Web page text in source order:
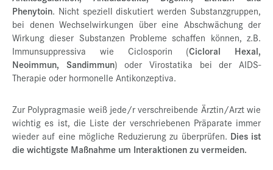
Phenytoin. Nicht speziell diskutiert werden Substanzgruppen,
bei denen Wechselwirkungen über eine Abschwächung der
Wirkung dieser Substanzen Probleme schaffen können, z.B.
Immunsuppressiva wie Ciclosporin (Cicloral Hexal,
Neoimmun, Sandimmun)oder Virostatika bei der AIDS-
Therapie oder hormonelle Antikonzeptiva.
Zur Polypragmasie weiß jede/r verschreibende Ärztin/Arzt wie
wichtig es ist, die Liste der verschriebenen Präparate immer
wieder auf eine mögliche Reduzierung zu überprüfen. Dies ist
die wichtigste Maßnahme um Interaktionen zu vermeiden.